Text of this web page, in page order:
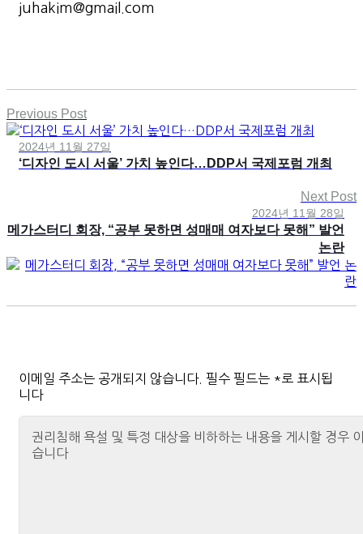
juhakim@gmail.com
Previous Post
2024년 11월 27일
‘디자인 도시 서울’ 가치 높인다…DDP서 국제포럼 개최
Next Post
2024년 11월 28일
메가스터디 회장, “공부 못하면 성매매 여자보다 못해” 발언
논란
이메일 주소는 공개되지 않습니다. 필수 필드는 *로 표시됩
니다